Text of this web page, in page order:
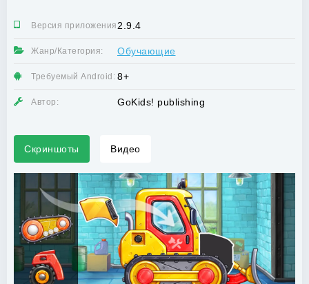
Версия приложения:2.9.4
Жанр/Категория: Обучающие
Требуемый Android: 8+
Автор: GoKids! publishing
Скриншоты Видео